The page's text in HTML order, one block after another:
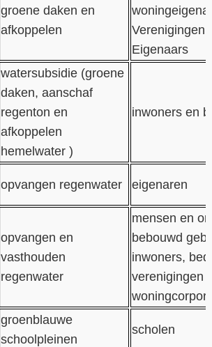
groene daken en
afkoppelen
Verenigingen
Eigenaars
watersubsidie (groene
daken, aanschaf
regenton en
afkoppelen
hemelwater )
inwoners en
opvangen regenwater eigenaren
opvangen en
vasthouden
regenwater
mensen en
bebouwd
inwoners,
verenigingen
groenblauwe
schoolpleinen
scholen